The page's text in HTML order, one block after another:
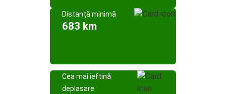
Distanță minimă
683 km
Cea mai ieftină
deplasare